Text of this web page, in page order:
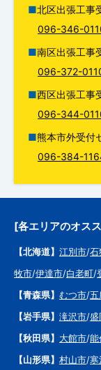
北区出張工事
096-346-
南区出張工事
096-372-
西区出張工事
096-344-
熊本市外受付
096-384-
[各エリアのオス
【北海道】 江別市/石
牧市/伊達市/白老町/
【青森県】 むつ市/五
【岩手県】 滝沢市/盛
【秋田県】 大館市/能
【山形県】 村山市/